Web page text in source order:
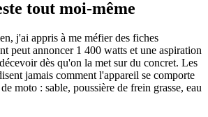
tout moi-même
j'ai appris à me méfier des fiches
peut annoncer 1 400 watts et une aspiration
dès qu'on la met sur du concret. Les
jamais comment l'appareil se comporte
moto : sable, poussière de frein grasse, eau